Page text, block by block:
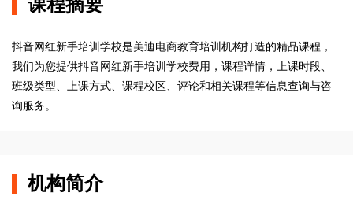
抖音网红新手培训学校是美迪电商教育培训机构打造的精品课程，
我们为您提供抖音网红新手培训学校费用，课程详情，上课时段、
班级类型、上课方式、课程校区、评论和相关课程等信息查询与咨
询服务。
机构简介